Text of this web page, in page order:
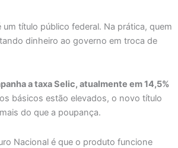
um título público federal. Na prática, quem
dinheiro ao governo em troca de
a taxa Selic, atualmente em 14,5%
básicos estão elevados, o novo título
do que a poupança.
Nacional é que o produto funcione